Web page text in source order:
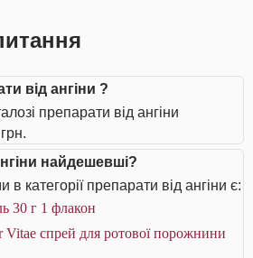
від ангіни ?
препарати від ангіни
найдешевші?
категорії препарати від ангіни є:
30 г 1 флакон
Vitae спрей для ротової порожнини